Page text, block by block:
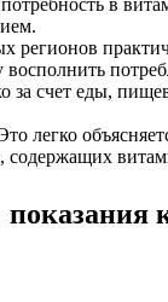
в
регионов
восполнить
за счет еды,
легко
содержащих